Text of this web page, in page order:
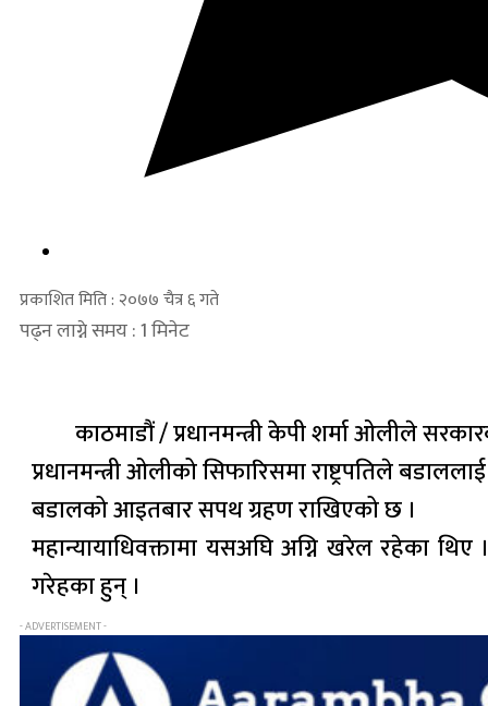
प्रकाशित मिति : २०७७ चैत्र ६ गते
पढ्न लाग्ने समय : 1 मिनेट
काठमाडौं / प्रधानमन्त्री केपी शर्मा ओलीले
प्रधानमन्त्री ओलीको सिफारिसमा राष्ट्रपतिले
बडालको आइतबार सपथ ग्रहण राखिएको छ ।
महान्यायाधिवक्तामा यसअघि अग्नि खरेल रहेका
गरेहका हुन् ।
- ADVERTISEMENT -